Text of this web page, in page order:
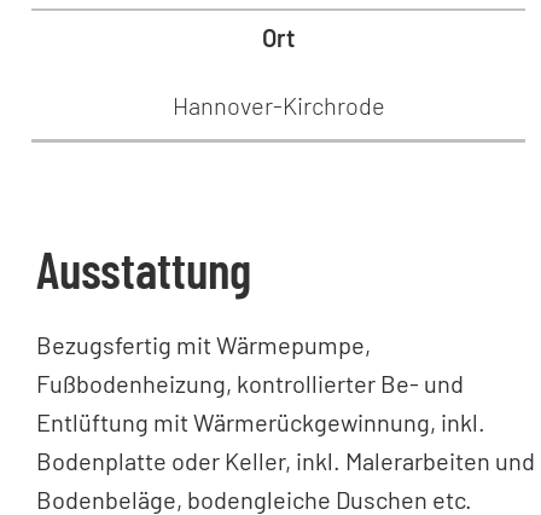
Ort
Hannover-Kirchrode
Ausstattung
Bezugsfertig mit Wärmepumpe,
Fußbodenheizung, kontrollierter Be- und
Entlüftung mit Wärmerückgewinnung, inkl.
Bodenplatte oder Keller, inkl. Malerarbeiten und
Bodenbeläge, bodengleiche Duschen etc.